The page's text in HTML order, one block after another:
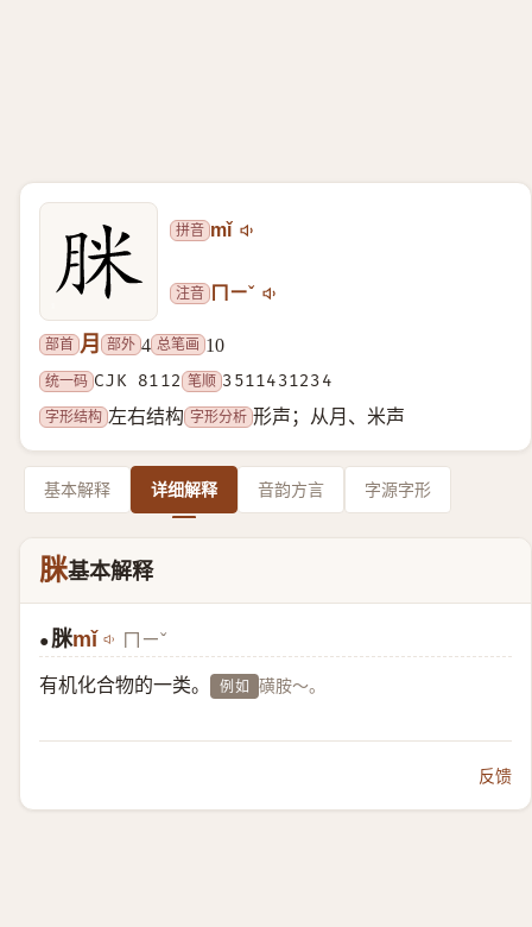
拼音 mǐ
注音 ㄇㄧˇ
部首 月 部外 4 总笔画 10
统一码 CJK 8112 笔顺 3511431234
字形结构 左右结构 字形分析 形声；从月、米声
基本解释 详细解释 音韵方言 字源字形
脒基本解释
●脒mǐ ㄇㄧˇ
有机化合物的一类。 例如 磺胺～。
反馈